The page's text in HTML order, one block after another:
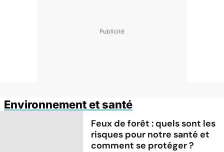
Environnement et santé
Feux de forêt : quels sont les
risques pour notre santé et
comment se protéger ?